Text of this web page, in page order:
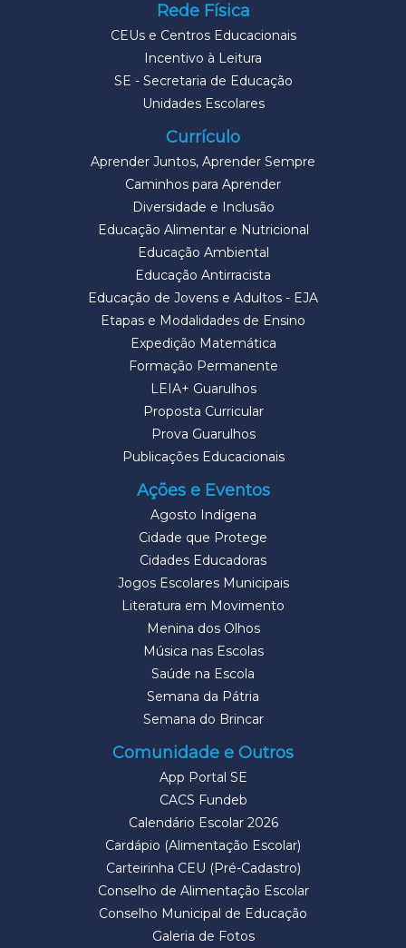
Rede Física
CEUs e Centros Educacionais
Incentivo à Leitura
SE - Secretaria de Educação
Unidades Escolares
Currículo
Aprender Juntos, Aprender Sempre
Caminhos para Aprender
Diversidade e Inclusão
Educação Alimentar e Nutricional
Educação Ambiental
Educação Antirracista
Educação de Jovens e Adultos - EJA
Etapas e Modalidades de Ensino
Expedição Matemática
Formação Permanente
LEIA+ Guarulhos
Proposta Curricular
Prova Guarulhos
Publicações Educacionais
Ações e Eventos
Agosto Indígena
Cidade que Protege
Cidades Educadoras
Jogos Escolares Municipais
Literatura em Movimento
Menina dos Olhos
Música nas Escolas
Saúde na Escola
Semana da Pátria
Semana do Brincar
Comunidade e Outros
App Portal SE
CACS Fundeb
Calendário Escolar 2026
Cardápio (Alimentação Escolar)
Carteirinha CEU (Pré-Cadastro)
Conselho de Alimentação Escolar
Conselho Municipal de Educação
Galeria de Fotos